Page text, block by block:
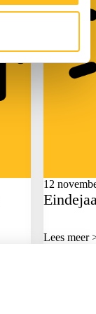
12
Lees meer